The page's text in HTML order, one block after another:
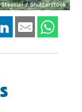
Steenuil / Shutterstock